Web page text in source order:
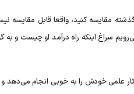
گذشته مقایسه کنید، واقعا قابل
سراغ اینکه راه درآمد او چیست و
کار علمی خودش را به خوبی انجام